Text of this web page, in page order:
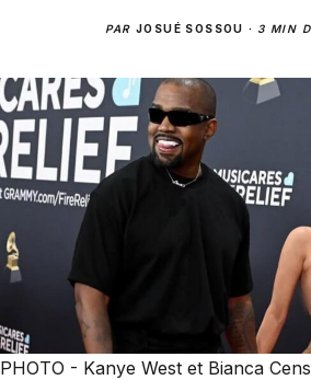
PARJOSUÉ SOSSOU · 3 MIN
PHOTO - Kanye West et Bianca